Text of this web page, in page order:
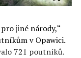
jiné národy,“
v Opawici.
721 poutníků.